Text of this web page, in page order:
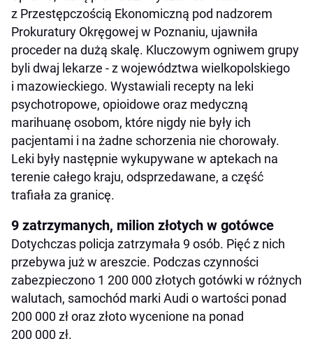
z Przestępczością Ekonomiczną pod nadzorem
Prokuratury Okręgowej w Poznaniu, ujawniła
proceder na dużą skalę. Kluczowym ogniwem grupy
byli dwaj lekarze - z województwa wielkopolskiego
i mazowieckiego. Wystawiali recepty na leki
psychotropowe, opioidowe oraz medyczną
marihuanę osobom, które nigdy nie były ich
pacjentami i na żadne schorzenia nie chorowały.
Leki były następnie wykupywane w aptekach na
terenie całego kraju, odsprzedawane, a część
trafiała za granicę.
9 zatrzymanych, milion złotych w gotówce
Dotychczas policja zatrzymała 9 osób. Pięć z nich
przebywa już w areszcie. Podczas czynności
zabezpieczono 1 200 000 złotych gotówki w różnych
walutach, samochód marki Audi o wartości ponad
200 000 zł oraz złoto wycenione na ponad
200 000 zł.